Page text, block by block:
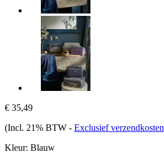
€ 35,49
(Incl. 21% BTW - Exclusief verzendkosten
Kleur: Blauw